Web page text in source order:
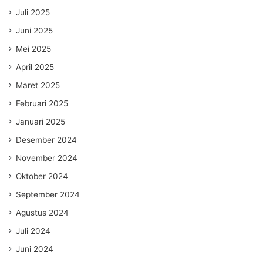
Juli 2025
Juni 2025
Mei 2025
April 2025
Maret 2025
Februari 2025
Januari 2025
Desember 2024
November 2024
Oktober 2024
September 2024
Agustus 2024
Juli 2024
Juni 2024